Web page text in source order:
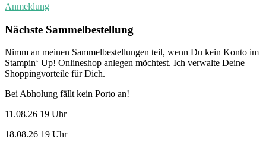
Anmeldung
Nächste Sammelbestellung
Nimm an meinen Sammelbestellungen teil, wenn Du kein Konto im
Stampin‘ Up! Onlineshop anlegen möchtest. Ich verwalte Deine
Shoppingvorteile für Dich.
Bei Abholung fällt kein Porto an!
11.08.26 19 Uhr
18.08.26 19 Uhr